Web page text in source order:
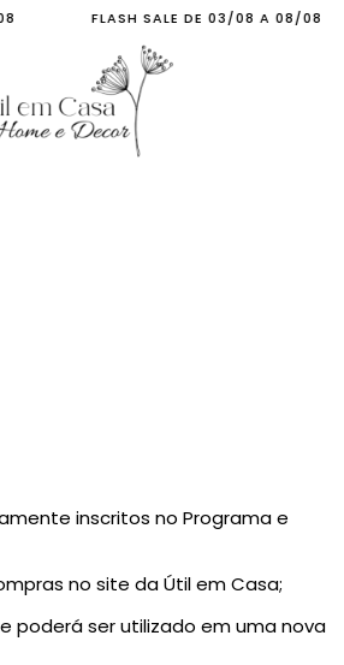
FLASH SALE DE 03/08 A 08/08
inscritos no Programa e
no site da Útil em Casa;
poderá ser utilizado em uma nova